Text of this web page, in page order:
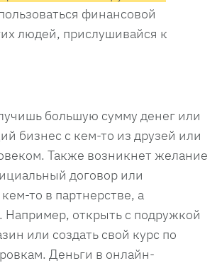
финансовой
людей, прислушивайся к
большую сумму денег или
бизнес с кем-то из друзей или
Также возникнет желание
договор или
то в партнерстве, а
Например, открыть с подружкой
или создать свой курс по
Деньги в онлайн-